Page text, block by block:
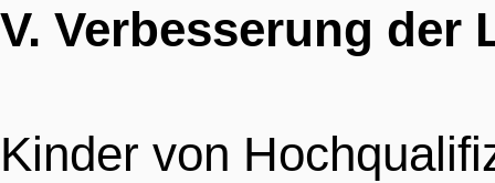
V. Verbesserung der
Kinder von